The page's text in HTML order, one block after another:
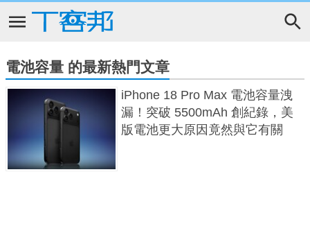
電池容量 的最新熱門文章
iPhone 18 Pro Max 電池容量洩
漏！突破 5500mAh 創紀錄，美
版電池更大原因竟然與它有關